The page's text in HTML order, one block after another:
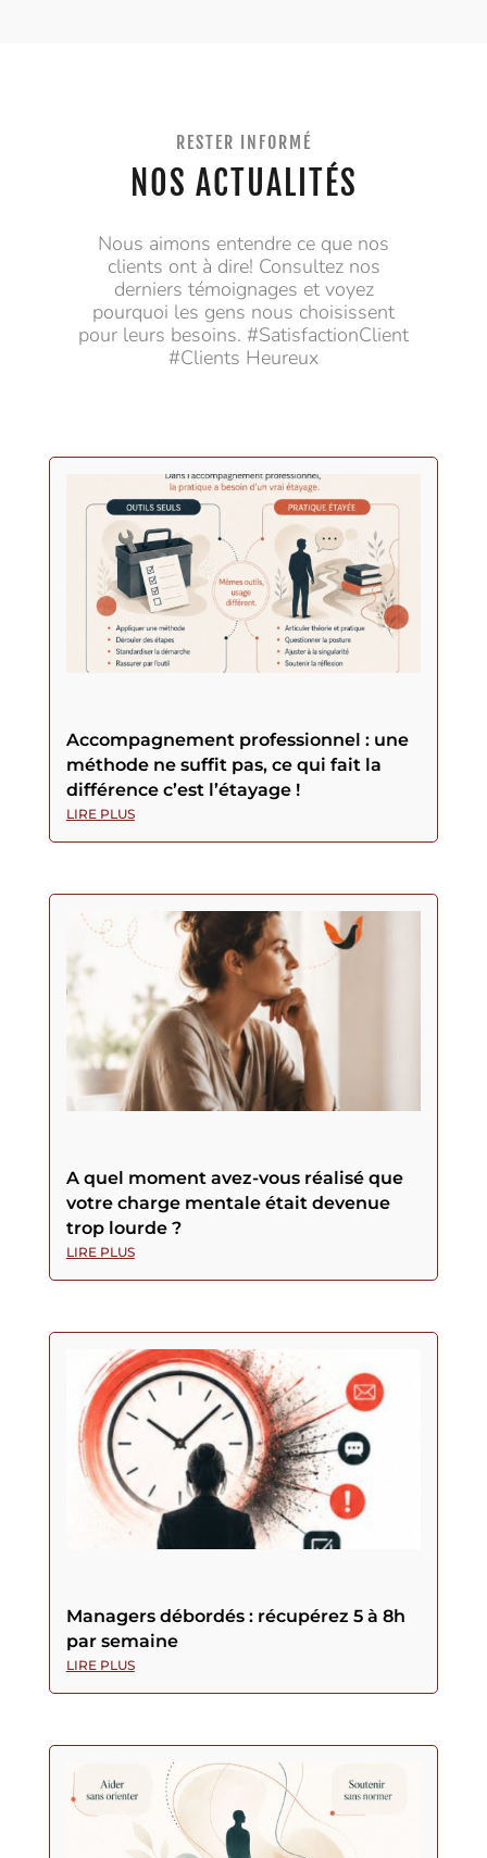
RESTER INFORMÉ
NOS ACTUALITÉS
Nous aimons entendre ce que nos
clients ont à dire! Consultez nos
derniers témoignages et voyez
pourquoi les gens nous choisissent
pour leurs besoins. #SatisfactionClient
#Clients Heureux
Accompagnement professionnel : une
méthode ne suffit pas, ce qui fait la
différence c’est l’étayage !
LIRE PLUS
A quel moment avez-vous réalisé que
votre charge mentale était devenue
trop lourde ?
LIRE PLUS
Managers débordés : récupérez 5 à 8h
par semaine
LIRE PLUS